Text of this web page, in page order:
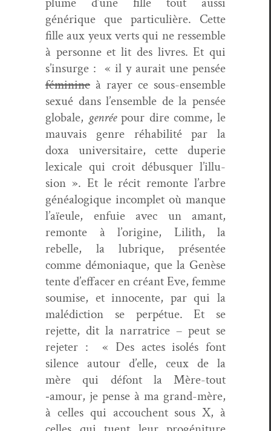
générique que par­ti­c­ulière. Cette
fille aux yeux verts qui ne ressem­ble
à per­son­ne et lit des livres. Et qui
s’in­surge : « il y aurait une pen­sée
fémi­nine à ray­er ce sous-ensem­ble
sex­ué dans l’ensem­ble de la pen­sée
glob­ale, gen­réepour dire comme, le
mau­vais genre réha­bil­ité par la
doxa uni­ver­si­taire, cette duperie
lex­i­cale qui croit débus­quer l’il­lu­
sion ». Et le réc­it remonte l’ar­bre
généalogique incom­plet où manque
l’aïeule, enfuie avec un amant,
remonte à l’o­rig­ine, Lilith, la
rebelle, la lubrique, présen­tée
comme démo­ni­aque, que la Genèse
tente d’ef­fac­er en créant Eve, femme
soumise, et inno­cente, par qui la
malé­dic­tion se per­pétue. Et se
rejette, dit la nar­ra­trice – peut se
rejeter : « Des actes isolés font
silence autour d’elle, ceux de la
mère qui défont la Mère-tout
‑amour, je pense à ma grand-mère,
à celles qui accouchent sous X, à